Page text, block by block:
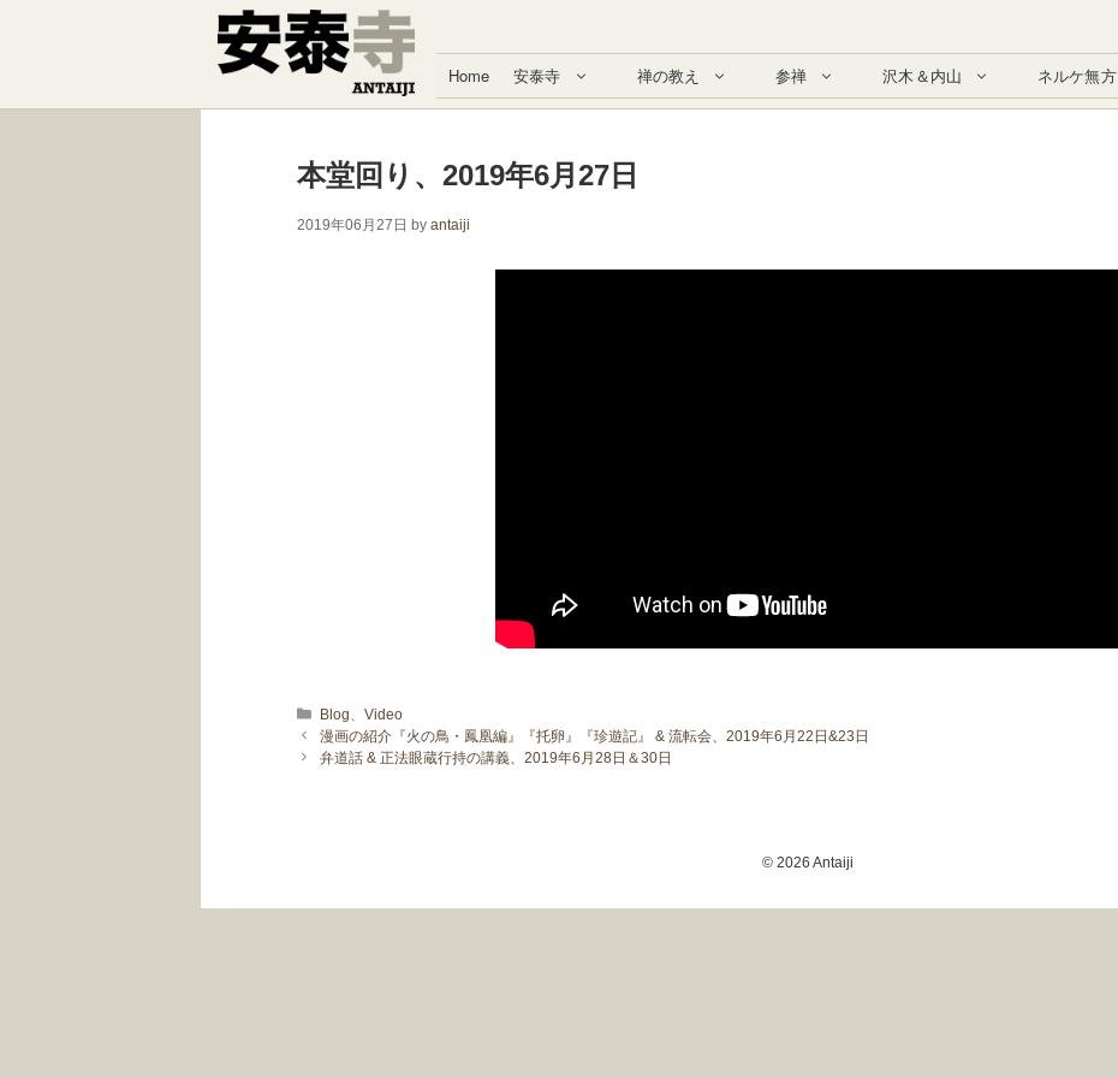
Home 安泰寺 禅の教え 参禅 沢木＆内山 ネルケ無方
本堂回り、2019年6月27日
2019年06月27日 by antaiji
カテゴリー
Blog 、Video
漫画の紹介『火の鳥・鳳凰編』『托卵』『珍遊記』 & 流転会、2019年6月22日&23日
弁道話 & 正法眼蔵行持の講義、2019年6月28日＆30日
© 2026 Antaiji